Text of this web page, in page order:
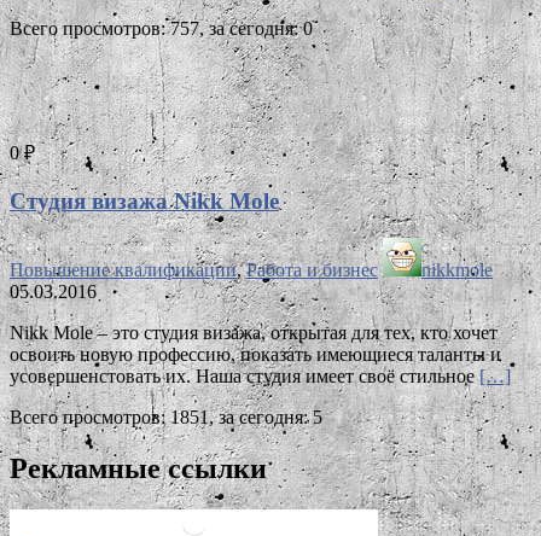
Всего просмотров: 757, за сегодня: 0
0 ₽
Студия визажа Nikk Mole
Повышение квалификации,Работа и бизнес
nikkmole
05.03.2016
Nikk Mole – это студия визажа, открытая для тех, кто хочет
освоить новую профессию, показать имеющиеся таланты и
усовершенстовать их. Наша студия имеет своё стильное[…]
Всего просмотров: 1851, за сегодня: 5
Рекламные ссылки